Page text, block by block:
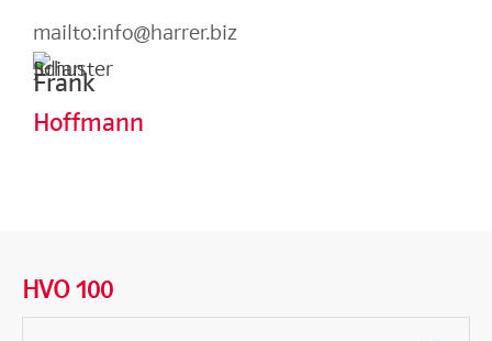
mailto:info@harrer.biz
Frank
Hoffmann
HVO 100